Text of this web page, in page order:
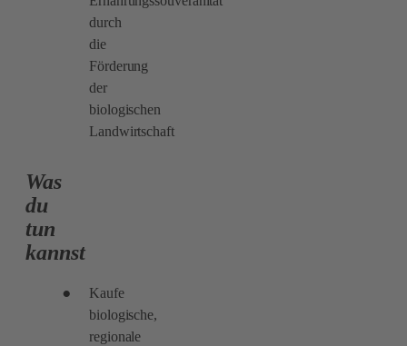
durch
die
Förderung
der
biologischen
Landwirtschaft
Was
du
tun
kannst
Kaufe
biologische,
regionale